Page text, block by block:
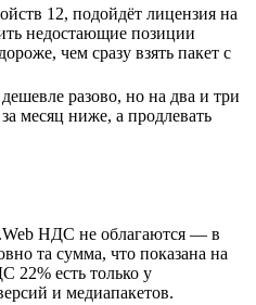
12, подойдёт лицензия на
недостающие позиции
чем сразу взять пакет с
разово, но на два и три
месяц ниже, а продлевать
НДС не облагаются — в
та сумма, что показана на
22% есть только у
и медиапакетов.